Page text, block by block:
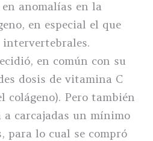
anomalías en la
en especial el que
en común con su
dosis de vitamina C
colágeno). Pero también
a carcajadas un mínimo
para lo cual se compró